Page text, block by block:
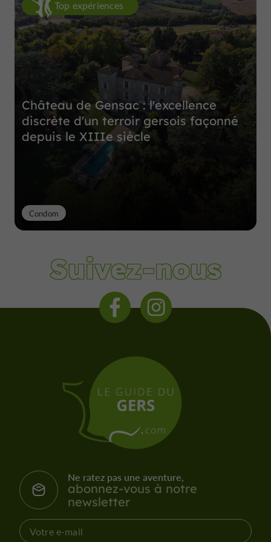
Top expériences
Château de Gensac : l'excellence
discrète d'un terroir gersois façonné
depuis le XIIIe siècle
Condom
Suivez-nous
Ne ratez pas une aventure,
abonnez-vous à notre
newsletter